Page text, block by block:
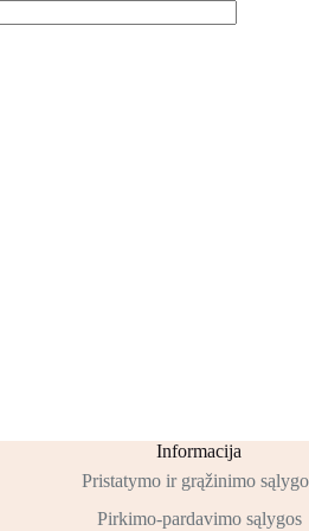
Informacija
Pristatymo ir grąžinimo
Pirkimo-pardavimo sąlygos